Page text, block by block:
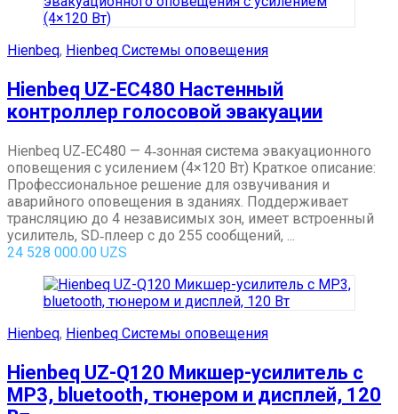
Hienbeq, Hienbeq Системы оповещения
Hienbeq UZ-EC480 Настенный
контроллер голосовой эвакуации
Hienbeq UZ‑EC480 — 4‑зонная система эвакуационного
оповещения с усилением (4×120 Вт) Краткое описание:
Профессиональное решение для озвучивания и
аварийного оповещения в зданиях. Поддерживает
трансляцию до 4 независимых зон, имеет встроенный
усилитель, SD‑плеер с до 255 сообщений, ...
24 528 000.00 UZS
Hienbeq, Hienbeq Системы оповещения
Hienbeq UZ-Q120 Микшер-усилитель с
MP3, bluetooth, тюнером и дисплей, 120